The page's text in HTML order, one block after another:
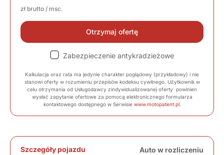
zł brutto / msc.
Otrzymaj ofertę
Zabezpieczenie antykradzieżowe
Kalkulacja oraz rata ma jedynie charakter poglądowy (przykładowy) i nie
stanowi oferty w rozumieniu przepisów kodeksu cywilnego. Użytkownik w
celu otrzymania od Usługodawcy zindywidualizowanej oferty powinien
wysłać zapytanie ofertowe za pomocą elektronicznego formularza
kontaktowego dostępnego w Serwisie www.motopatent.pl.
Szczegóły pojazdu Auto w rozliczeniu